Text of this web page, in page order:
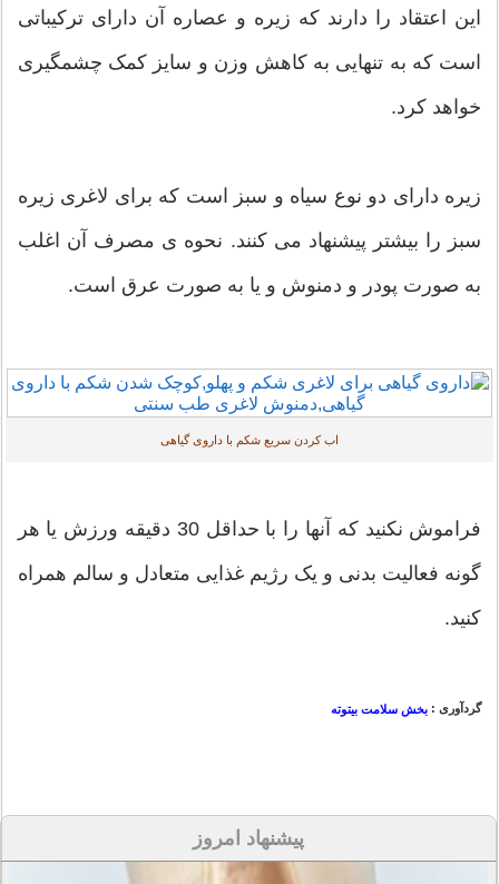
این اعتقاد را دارند که زیره و عصاره آن دارای ترکیباتی
است که به تنهایی به کاهش وزن و سایز کمک چشمگیری
خواهد کرد.
زیره دارای دو نوع سیاه و سبز است که برای لاغری زیره
سبز را بیشتر پیشنهاد می کنند. نحوه ی مصرف آن اغلب
به صورت پودر و دمنوش و یا به صورت عرق است.
اب كردن سريع شكم با داروی گیاهی
فراموش نکنید که آنها را با حداقل 30 دقیقه ورزش یا هر
گونه فعالیت بدنی و یک رژیم غذایی متعادل و سالم همراه
کنید.
گردآوری : بخش سلامت بیتوته
پیشنهاد امروز